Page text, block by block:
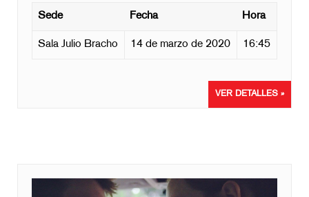
Sede Fecha Hora
Sala Julio Bracho 14 de marzo de 2020 16:45
VER DETALLES »